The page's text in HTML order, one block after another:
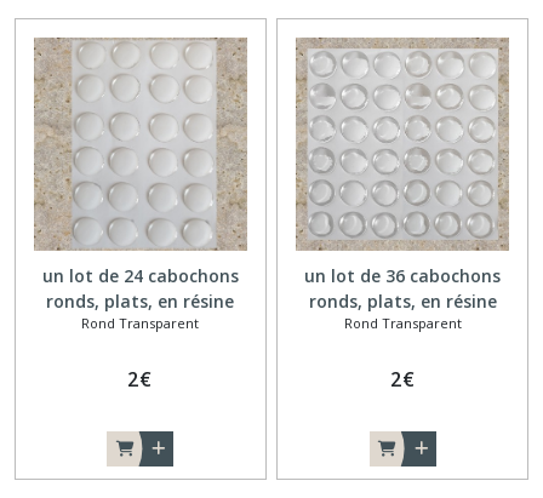
un lot de 24 cabochons
ronds, plats, en résine
transparente 14 mm,
Rond Transparent
2€
un lot de 36 cabochons
ronds, plats, en résine
transparente 12 mm,
Rond Transparent
2€